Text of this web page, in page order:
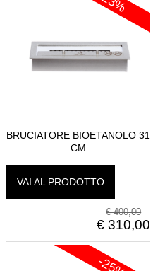
BRUCIATORE BIOETANOLO 31
CM
VAI AL PRODOTTO
€ 400,00
€ 310,00